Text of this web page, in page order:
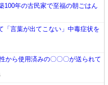
100年の古民家で至福の朝ごはん
「言葉が出てこない」中毒症状を
から使用済みの〇〇〇が送られて